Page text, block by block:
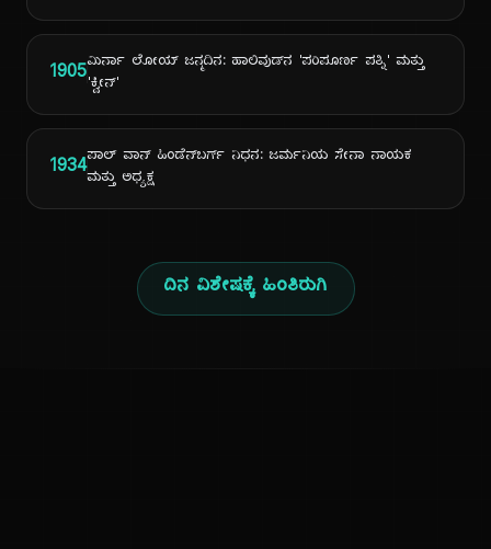
1905ಮಿರ್ನಾ ಲೋಯ್ ಜನ್ಮದಿನ: ಹಾಲಿವುಡ್‌ನ 'ಪರಿಪೂರ್ಣ ಪತ್ನಿ' ಮತ್ತು
'ಕ್ವೀನ್'
1934ಪಾಲ್ ವಾನ್ ಹಿಂಡೆನ್‌ಬರ್ಗ್ ನಿಧನ: ಜರ್ಮನಿಯ ಸೇನಾ ನಾಯಕ
ಮತ್ತು ಅಧ್ಯಕ್ಷ
ದಿನ ವಿಶೇಷಕ್ಕೆ ಹಿಂತಿರುಗಿ